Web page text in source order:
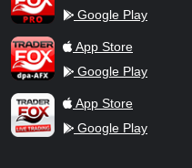
Google Play
TraderFox dpa-AFX ProFeed
App Store
Google Play
TraderFox Live Trading
App Store
Google Play